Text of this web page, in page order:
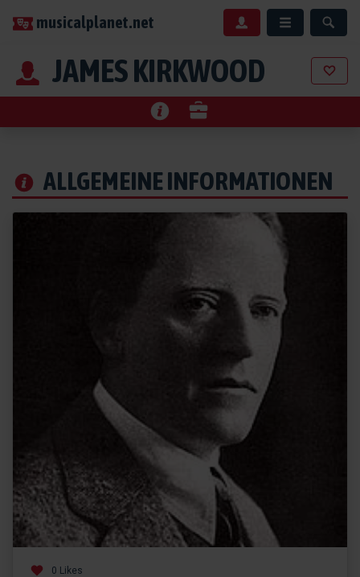
musicalplanet.net
JAMES KIRKWOOD
ALLGEMEINE INFORMATIONEN
0 Likes